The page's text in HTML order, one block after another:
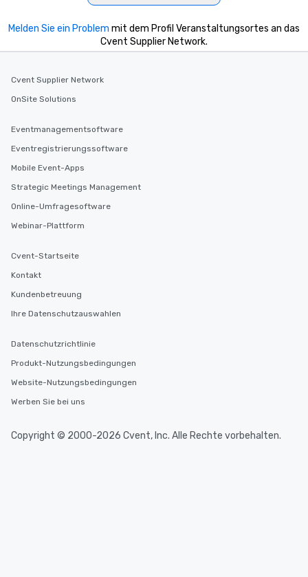
Melden Sie ein Problem mit dem Profil Veranstaltungsortes an das
Cvent Supplier Network.
Cvent Supplier Network
OnSite Solutions
Eventmanagementsoftware
Eventregistrierungssoftware
Mobile Event-Apps
Strategic Meetings Management
Online-Umfragesoftware
Webinar-Plattform
Cvent-Startseite
Kontakt
Kundenbetreuung
Ihre Datenschutzauswahlen
Datenschutzrichtlinie
Produkt-Nutzungsbedingungen
Website-Nutzungsbedingungen
Werben Sie bei uns
Copyright © 2000-2026 Cvent, Inc. Alle Rechte vorbehalten.